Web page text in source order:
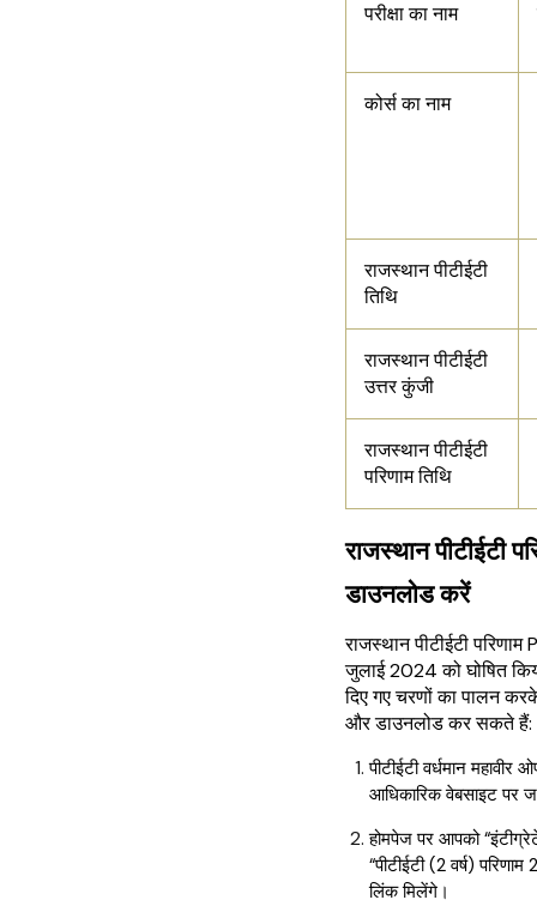
परीक्षा का नाम
कोर्स का नाम
राजस्थान पीटीईटी
तिथि
राजस्थान पीटीईटी
उत्तर कुंजी
राजस्थान पीटीईटी
परिणाम तिथि
राजस्थान पीटीईटी
डाउनलोड करें
राजस्थान पीटीईटी
जुलाई 2024 को घोषित
दिए गए चरणों का पालन
और डाउनलोड कर सकते
पीटीईटी वर्धमान महावीर
आधिकारिक वेबसाइट पर
होमपेज पर आपको
“पीटीईटी (2 वर्ष)
लिंक मिलेंगे।